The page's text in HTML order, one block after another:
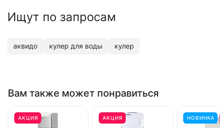
Ищут по запросам
аквидо кулер для воды кулер
Вам также может понравиться
АКЦИЯ АКЦИЯ НОВИНКА